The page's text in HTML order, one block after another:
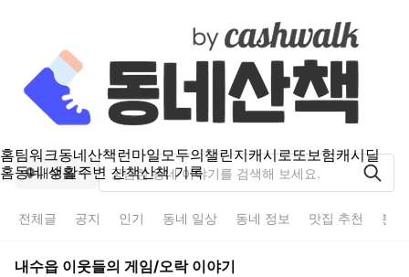
홈팀워크동네산책런마일모두의챌린지캐시로또보험캐시딜
홈동네 생활주변 산책산책 기록
내수읍
전체글 공지 인기 동네 일상 동네 정보 맛집 추천 분
내수읍 이웃들의 게임/오락이야기